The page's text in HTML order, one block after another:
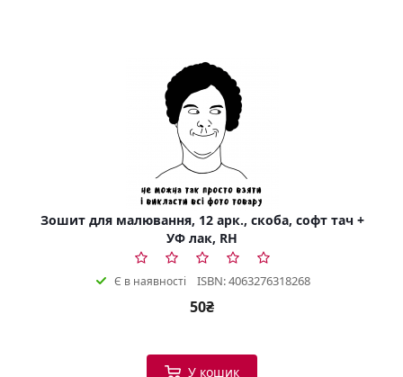
Зошит для малювання, 12 арк., скоба, софт тач +
УФ лак, RH
Є в наявності ISBN: 4063276318268
50₴
У кошик